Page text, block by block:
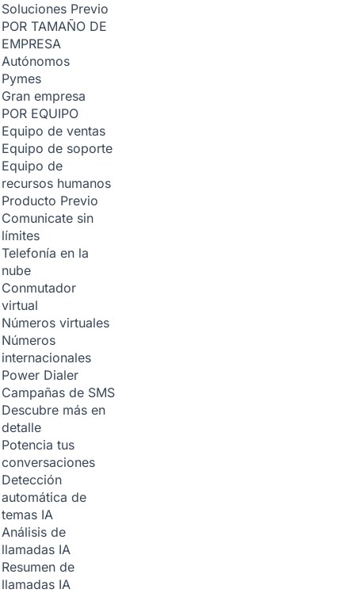
Soluciones Previo
POR TAMAÑO DE
EMPRESA
Autónomos
Pymes
Gran empresa
POR EQUIPO
Equipo de ventas
Equipo de soporte
Equipo de
recursos humanos
Producto Previo
Comunicate sin
límites
Telefonía en la
nube
Conmutador
virtual
Números virtuales
Números
internacionales
Power Dialer
Campañas de SMS
Descubre más en
detalle
Potencia tus
conversaciones
Detección
automática de
temas IA
Análisis de
llamadas IA
Resumen de
llamadas IA